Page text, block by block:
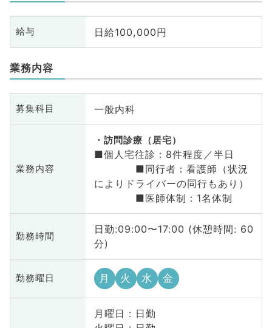
給与 日給100,000円
業務内容
募集科目 一般内科
業務内容
訪問診療（居宅）
■個人宅往診：8件程度／半日
■同行者：看護師（状況
によりドライバーの同行もあり）
■医師体制：1名体制
勤務時間
日勤:09:00〜17:00 (休憩時間: 60
分)
勤務曜日 月 火 水 金
月曜日 : 日勤